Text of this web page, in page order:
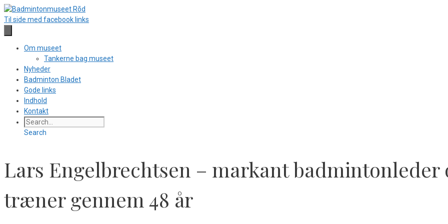
Hop
til
Til side med facebook links
Om museet
Tankerne bag museet
Nyheder
Badminton Bladet
Gode links
Indhold
Kontakt
Search
Lars Engelbrechtsen – markant badmintonleder
træner gennem 48 år